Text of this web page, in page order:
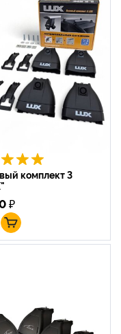
комплект 3
₽